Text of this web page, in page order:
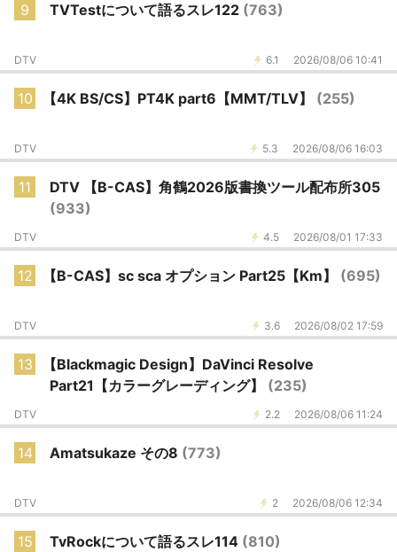
9 TVTestについて語るスレ122 (763)
6.1 2026/08/06 10:41
DTV
10 【4K BS/CS】PT4K part6【MMT/TLV】 (255)
5.3 2026/08/06 16:03
DTV
11
DTV 【B-CAS】角鶴2026版書換ツール配布所305
(933)
4.5 2026/08/01 17:33
DTV
12 【B-CAS】sc sca オプション Part25【Km】 (695)
3.6 2026/08/02 17:59
DTV
13
【Blackmagic Design】DaVinci Resolve
Part21【カラーグレーディング】 (235)
2.2 2026/08/06 11:24
DTV
14 Amatsukaze その8 (773)
2 2026/08/06 12:34
DTV
15 TvRockについて語るスレ114 (810)